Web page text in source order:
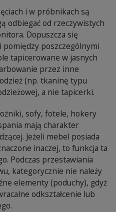
i w próbnikach są
odbiegać od rzeczywistych
Dopuszcza się
poszczególnymi
tapicerowane w jasnych
przez inne
(np. tkaninę typu
a nie tapicerki.
sofy, fotele, hokery
mają charakter
Jeżeli mebel posiada
inaczej, to funkcja ta
Podczas przestawiania
kategorycznie nie należy
elementy (poduchy), gdyż
odkształcenie lub